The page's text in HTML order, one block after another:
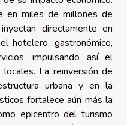
en miles de millones de
directamente en
hotelero, gastronómico,
impulsando así el
La reinversión de
urbana y en la
fortalece aún más la
epicentro del turismo